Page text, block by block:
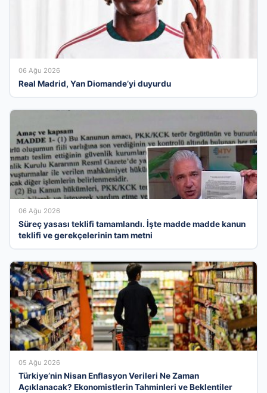
06 Ağu 2026
Real Madrid, Yan Diomande’yi duyurdu
06 Ağu 2026
Süreç yasası teklifi tamamlandı. İşte madde madde kanun
teklifi ve gerekçelerinin tam metni
05 Ağu 2026
Türkiye’nin Nisan Enflasyon Verileri Ne Zaman
Açıklanacak? Ekonomistlerin Tahminleri ve Beklentiler